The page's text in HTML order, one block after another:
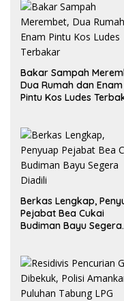
Bakar Sampah
Dua Rumah dan Enam
Pintu Kos Ludes
Berkas Lengkap,
Pejabat Bea Cukai
Budiman Bayu Segera